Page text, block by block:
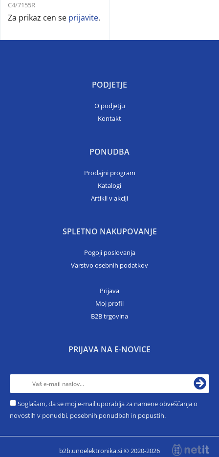
C4/7155R
Za prikaz cen se prijavite.
PODJETJE
O podjetju
Kontakt
PONUDBA
Prodajni program
Katalogi
Artikli v akciji
SPLETNO NAKUPOVANJE
Pogoji poslovanja
Varstvo osebnih podatkov
Prijava
Moj profil
B2B trgovina
PRIJAVA NA E-NOVICE
Soglašam, da se moj e-mail uporablja za namene obveščanja o
novostih v ponudbi, posebnih ponudbah in popustih.
b2b.unoelektronika.si © 2020-2026